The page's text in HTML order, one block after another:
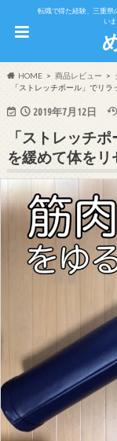
転職で得た経験、三重県
い
HOME 商品レビュー
「ストレッチポール」でリ
2019年7月12日
「ストレッチ
を緩めて体をリ